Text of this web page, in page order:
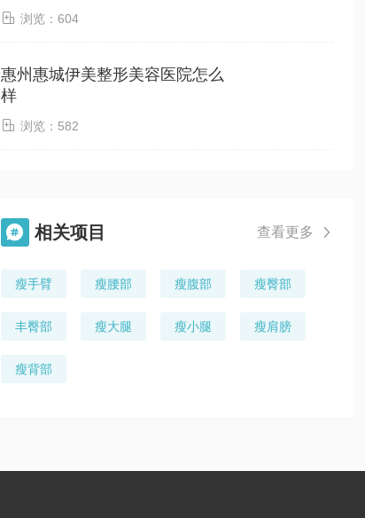
 浏览：604
惠州惠城伊美整形美容医院怎么
样
 浏览：582
 相关项目 查看更多 
瘦手臂 瘦腰部 瘦腹部 瘦臀部
丰臀部 瘦大腿 瘦小腿 瘦肩膀
瘦背部